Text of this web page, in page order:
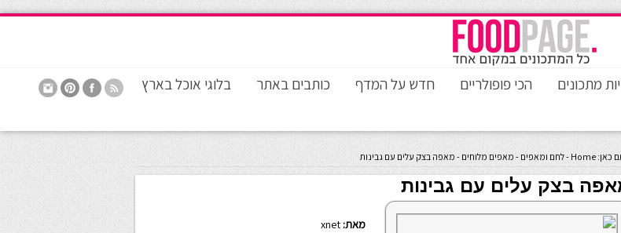
מתכונים הכי פופולריים חדש על המדף כותבים באתר בלוגי אוכל בארץ
כאן: Home
-לחם ומאפים -מאפים מלוחים - מאפה בצק עלים עם גבינות
בצק עלים עם גבינות
מאת: xnet